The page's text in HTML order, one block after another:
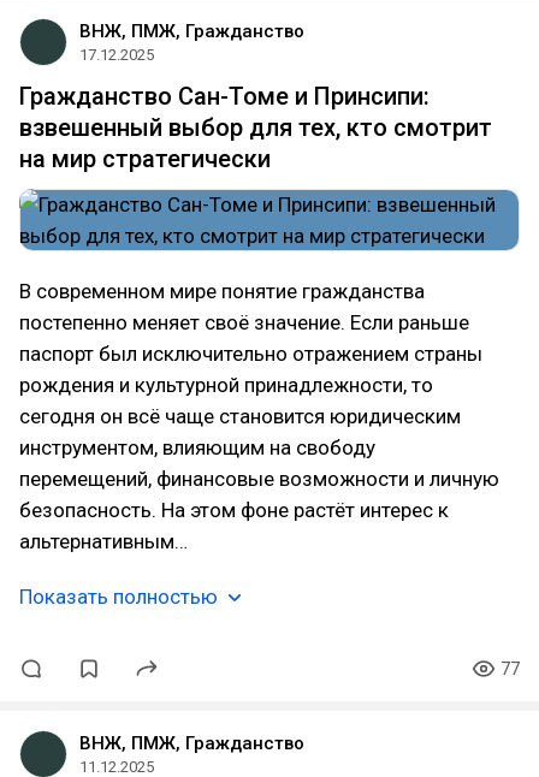
ВНЖ, ПМЖ, Гражданство
17.12.2025
Гражданство Сан-Томе и Принсипи:
взвешенный выбор для тех, кто смотрит
на мир стратегически
В современном мире понятие гражданства
постепенно меняет своё значение. Если раньше
паспорт был исключительно отражением страны
рождения и культурной принадлежности, то
сегодня он всё чаще становится юридическим
инструментом, влияющим на свободу
перемещений, финансовые возможности и личную
безопасность. На этом фоне растёт интерес к
альтернативным…
Показать полностью
77
ВНЖ, ПМЖ, Гражданство
11.12.2025